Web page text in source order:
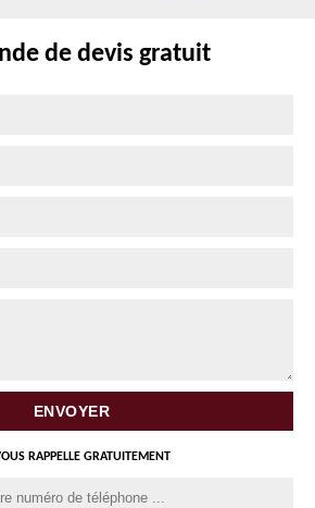
de devis gratuit
RAPPELLE GRATUITEMENT